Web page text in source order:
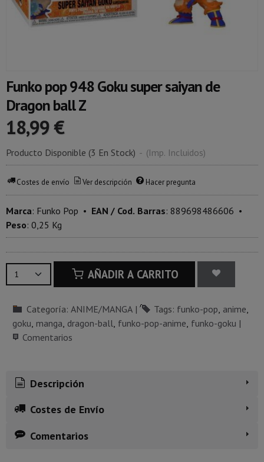
Funko pop 948 Goku super saiyan de
Dragon ball Z
18,99 €
Producto Disponible (3 En Stock) - (Imp. Incluidos)
Costes de envío Ver descripción Hacer pregunta
Marca: Funko Pop • EAN / Cod. Barras: 889698486606 •
Peso: 0,25 Kg
AÑADIR A CARRITO
Categoría: ANIME/MANGA | Tags: funko-pop anime
goku manga dragon-ball funko-pop-anime funko-goku |
Comentarios
Descripción
Costes de Envío
Comentarios